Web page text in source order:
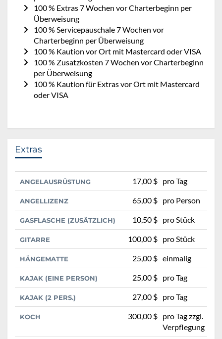
100 % Extras 7 Wochen vor Charterbeginn per
Überweisung
100 % Servicepauschale 7 Wochen vor
Charterbeginn per Überweisung
100 % Kaution vor Ort mit Mastercard oder VISA
100 % Zusatzkosten 7 Wochen vor Charterbeginn
per Überweisung
100 % Kaution für Extras vor Ort mit Mastercard
oder VISA
Extras
ANGELAUSRÜSTUNG 17,00 $ pro Tag
ANGELLIZENZ 65,00 $ pro Person
GASFLASCHE (ZUSÄTZLICH) 10,50 $ pro Stück
GITARRE 100,00 $ pro Stück
HÄNGEMATTE 25,00 $ einmalig
KAJAK (EINE PERSON) 25,00 $ pro Tag
KAJAK (2 PERS.) 27,00 $ pro Tag
KOCH 300,00 $ pro Tag zzgl.
Verpflegung